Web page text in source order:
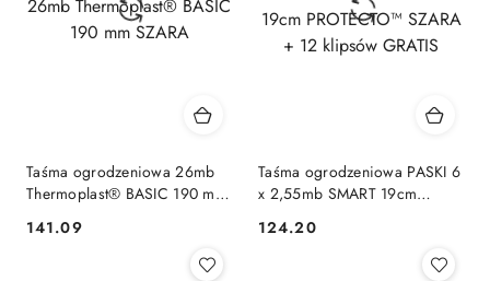
Taśma ogrodzeniowa 26mb
Thermoplast® BASIC 190 mm
Cena:
141.09
Taśma ogrodzeniowa PASKI 6
x 2,55mb SMART 19cm
klipsów GRATIS
Cena:
124.20